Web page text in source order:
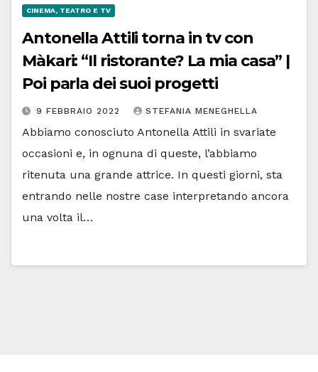
CINEMA, TEATRO E TV
Antonella Attili torna in tv con
Màkari: “Il ristorante? La mia casa” |
Poi parla dei suoi progetti
9 FEBBRAIO 2022 STEFANIA MENEGHELLA
Abbiamo conosciuto Antonella Attili in svariate
occasioni e, in ognuna di queste, l’abbiamo
ritenuta una grande attrice. In questi giorni, sta
entrando nelle nostre case interpretando ancora
una volta il…